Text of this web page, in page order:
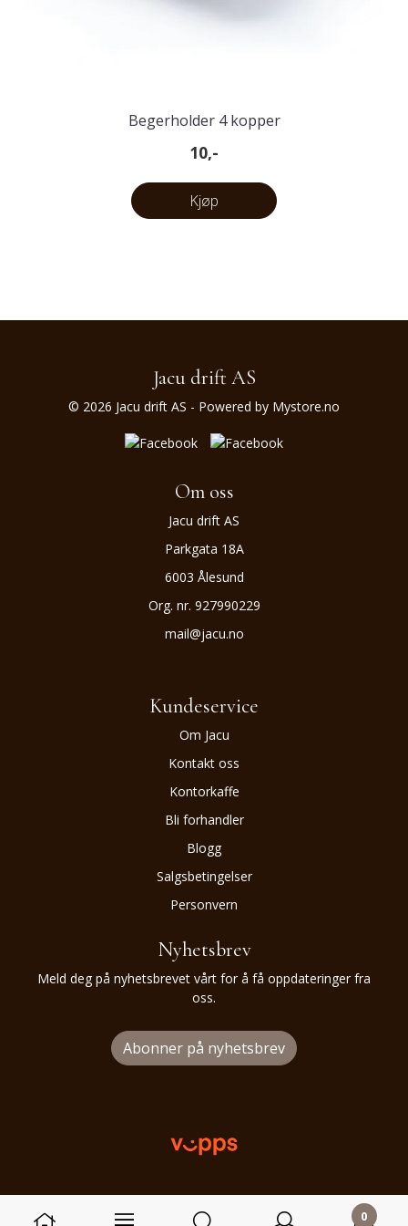
0
Begerholder 4 kopper
10,-
Kjøp
Jacu drift AS
© 2026 Jacu drift AS - Powered by Mystore.no
Om oss
Jacu drift AS
Parkgata 18A
6003 Ålesund
Org. nr. 927990229
mail@jacu.no
Kundeservice
Om Jacu
Kontakt oss
Kontorkaffe
Bli forhandler
Blogg
Salgsbetingelser
Personvern
Nyhetsbrev
Meld deg på nyhetsbrevet vårt for å få oppdateringer fra
oss.
Abonner på nyhetsbrev